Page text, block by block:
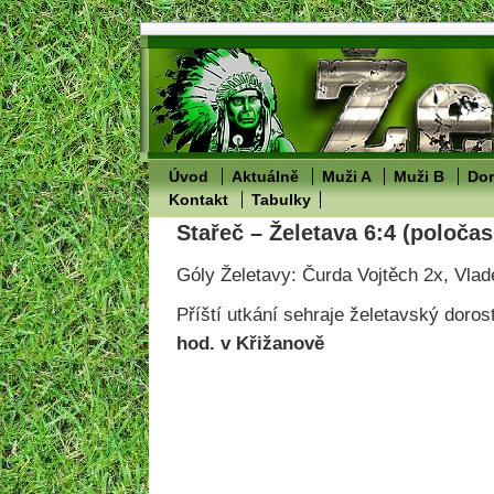
Úvod Aktuálně Muži A Muži B
Kontakt
Tabulky
Stařeč – Želetava 6:4
Góly Želetavy: Čurda Vojtěch 2x,
Příští utkání sehraje želetavský
hod. v Křižanově